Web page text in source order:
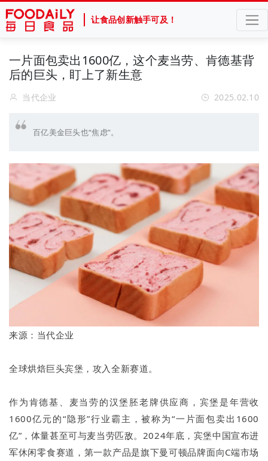
让食品创新触手可及！
一片面包卖出1600亿，这个麦当劳、肯德基背
后的巨头，盯上了新生意
当代企业 2025.02.10
百亿美金巨头也“焦虑”。
来源：当代企业
全球烘焙巨头宾堡，攻入全新赛道。
作为肯德基、麦当劳的汉堡胚老牌供应商，宾堡是年营收
1600亿元的“隐形”行业霸主，被称为“一片面包卖出1600
亿”，体量甚至可与麦当劳匹敌。2024年底，宾堡中国宣布进
军休闲零食赛道，第一款产品是旗下曼可顿品牌面向C端市场